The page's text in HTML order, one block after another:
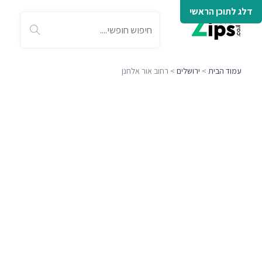
דלג לתוכן הראשי
עמוד הבית > ירושלים > רחוב אור אלחנן